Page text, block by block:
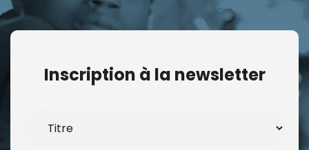
Inscription à la newsletter